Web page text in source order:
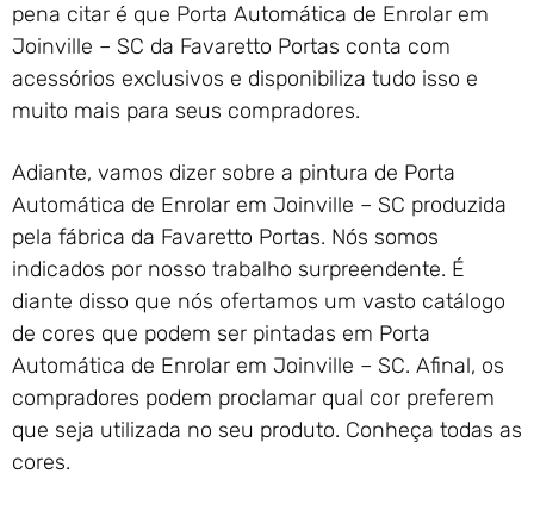
pena citar é que Porta Automática de Enrolar em
Joinville – SC da Favaretto Portas conta com
acessórios exclusivos e disponibiliza tudo isso e
muito mais para seus compradores.
Adiante, vamos dizer sobre a pintura de Porta
Automática de Enrolar em Joinville – SC produzida
pela fábrica da Favaretto Portas. Nós somos
indicados por nosso trabalho surpreendente. É
diante disso que nós ofertamos um vasto catálogo
de cores que podem ser pintadas em Porta
Automática de Enrolar em Joinville – SC. Afinal, os
compradores podem proclamar qual cor preferem
que seja utilizada no seu produto. Conheça todas as
cores.